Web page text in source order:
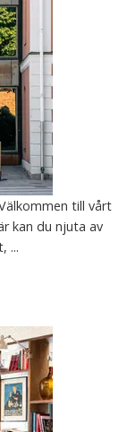
till vårt
kan du njuta av
...